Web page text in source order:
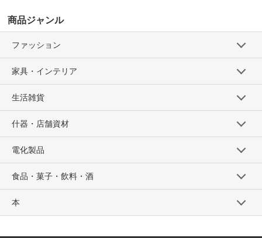
商品ジャンル
ファッション
家具・インテリア
生活雑貨
什器・店舗資材
電化製品
食品・菓子・飲料・酒
本